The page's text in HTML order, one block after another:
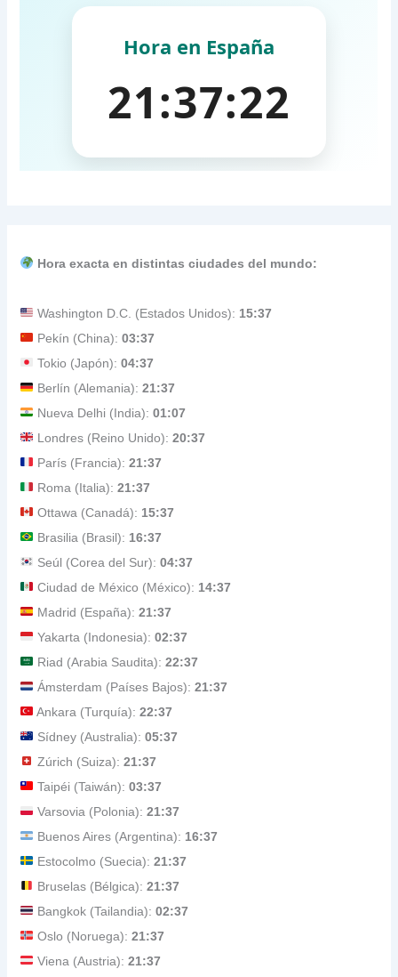
Hora exacta en distintas ciudades del mundo:
Washington D.C. (Estados Unidos): 15:37
Pekín (China):03:37
Tokio (Japón):04:37
Berlín (Alemania):21:37
Nueva Delhi (India):01:07
Londres (Reino Unido):20:37
París (Francia):21:37
Roma (Italia):21:37
Ottawa (Canadá): 15:37
Brasilia (Brasil): 16:37
Seúl (Corea del Sur):04:37
Ciudad de México (México): 14:37
Madrid (España):21:37
Yakarta (Indonesia):02:37
Riad (Arabia Saudita):22:37
Ámsterdam (Países Bajos):21:37
Ankara (Turquía):22:37
Sídney (Australia):05:37
Zúrich (Suiza):21:37
Taipéi (Taiwán):03:37
Varsovia (Polonia):21:37
Buenos Aires (Argentina): 16:37
Estocolmo (Suecia):21:37
Bruselas (Bélgica):21:37
Bangkok (Tailandia):02:37
Oslo (Noruega):21:37
Viena (Austria):21:37